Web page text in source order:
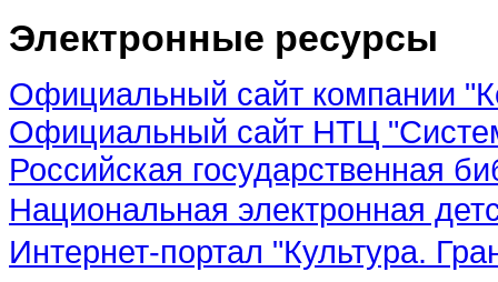
Электронные ресурсы
Официальный сайт компании
Официальный сайт НТЦ
Российская государственная
Национальная электронная
Интернет-портал "Культура.